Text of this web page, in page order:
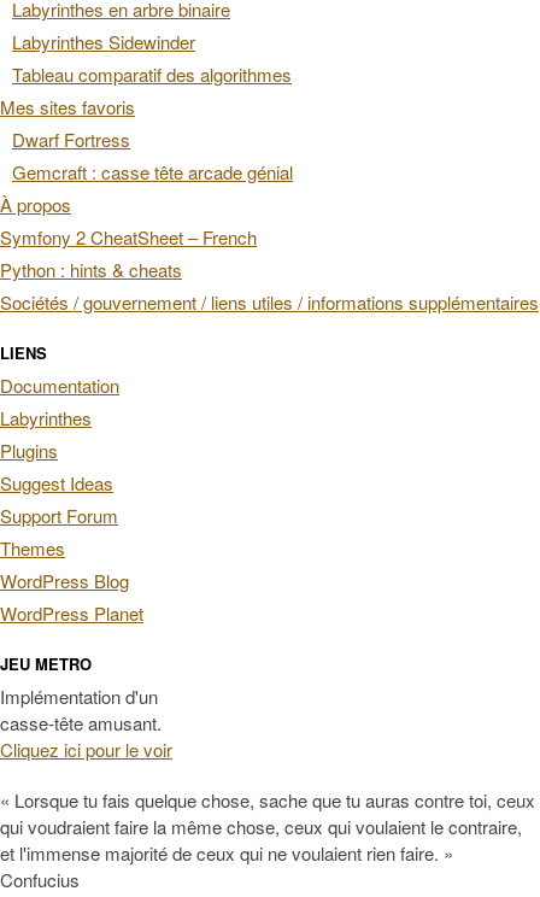
Labyrinthes en arbre binaire
Labyrinthes Sidewinder
Tableau comparatif des algorithmes
Mes sites favoris
Dwarf Fortress
Gemcraft : casse tête arcade génial
À propos
Symfony 2 CheatSheet – French
Python : hints & cheats
Sociétés / gouvernement / liens utiles / informations supplémentaires
LIENS
Documentation
Labyrinthes
Plugins
Suggest Ideas
Support Forum
Themes
WordPress Blog
WordPress Planet
JEU METRO
Implémentation d'un
casse-tête amusant.
Cliquez ici pour le voir
« Lorsque tu fais quelque chose, sache que tu auras contre toi, ceux
qui voudraient faire la même chose, ceux qui voulaient le contraire,
et l'immense majorité de ceux qui ne voulaient rien faire. »
Confucius